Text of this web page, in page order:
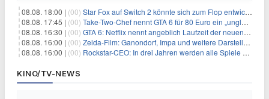
08.08. 18:00 | (00) Star Fox auf Switch 2 könnte sich zum Flop entwickeln
08.08. 17:45 | (00) Take-Two-Chef nennt GTA 6 für 80 Euro ein „unglaubliches Schnäppchen“
08.08. 16:30 | (00) GTA 6: Netflix nennt angeblich Laufzeit der neuen Gameplay-Präsentation
08.08. 16:00 | (00) Zelda-Film: Ganondorf, Impa und weitere Darsteller sollen feststehen
08.08. 16:00 | (00) Rockstar-CEO: In drei Jahren werden alle Spiele gestreamt
KINO/TV-NEWS